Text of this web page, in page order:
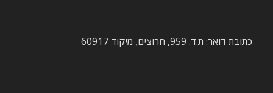
כתובת דואר: ת.ד. 959, חרוצים, מיקוד 60917